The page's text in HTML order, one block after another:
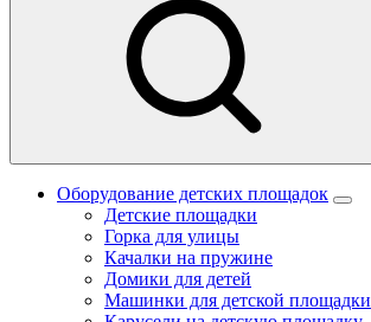
Оборудование детских площадок
Детские площадки
Горка для улицы
Качалки на пружине
Домики для детей
Машинки для детской площадки